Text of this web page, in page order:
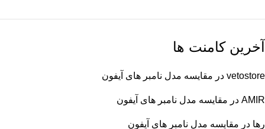
آخرین کامنت ها
vetostore در مقایسه مدل نامبر های آیفون
AMIR در مقایسه مدل نامبر های آیفون
رها در مقایسه مدل نامبر های آیفون